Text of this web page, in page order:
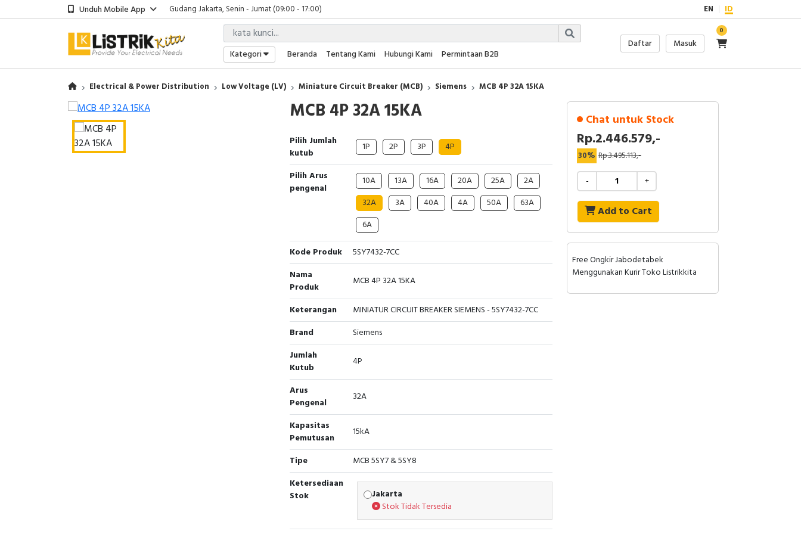
Unduh Mobile App
Gudang Jakarta, Senin - Jumat (09:00 - 17:00)
Showroom Bali, Senin - Jumat (09:00 - 17:00)
Kantor Jakarta, Senin - Jumat (08:00 - 17:00)
Gudang Jakarta, Senin - Jumat (09:00 - 17:00)
Showroom Bali, Senin - Jumat (09:00 - 17:00)
EN ID
Kategori Beranda Tentang Kami Hubungi Kami Permintaan B2B
Daftar Masuk
0
Electrical & Power Distribution Low Voltage (LV) Miniature Circuit Breaker (MCB) Siemens MCB 4P 32A 15KA
MCB 4P 32A 15KA
Pilih Jumlah
kutub
1P 2P 3P 4P
Pilih Arus
pengenal
10A 13A 16A 20A 25A
2A
32A
3A 40A 4A 50A
63A
6A
Kode Produk
5SY7432-7CC
Nama
Produk
MCB 4P 32A 15KA
Keterangan
MINIATUR CIRCUIT BREAKER SIEMENS - 5SY7432-7CC
Brand
Siemens
Jumlah
Kutub
4P
Arus
Pengenal
32A
Kapasitas
Pemutusan
15kA
Tipe
MCB 5SY7 & 5SY8
Ketersediaan
Stok
Jakarta
Stok Tidak Tersedia
Chat untuk Stock
Rp.2.446.579,-
30% Rp.3.495.113,-
- +
Add to Cart
Free Ongkir Jabodetabek
Menggunakan Kurir Toko Listrikkita